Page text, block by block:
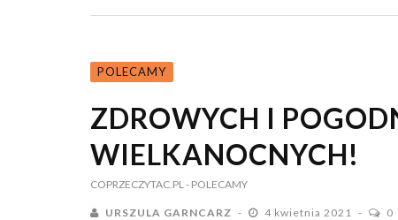
POLECAMY
ZDROWYCH I
WIELKANOCNYCH!
COPRZECZYTAC.PL- POLECAMY
URSZULA GARNCARZ 4 kwietnia 2021 0